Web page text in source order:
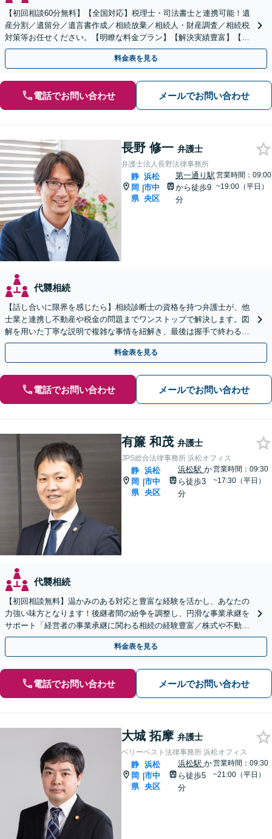
【初回相談60分無料】【全国対応】税理士・司法書士と連携可能！遺
産分割／遺留分／遺言書作成／相続放棄／相続人・財産調査／相続税
対策等お任せください。【明瞭な料金プラン】【解決実績豊富】【電
話相談可】
料金表を見る
電話でお問い合わせ メールでお問い合わせ
長野 修一 弁護士
弁護士法人長野法律事務所
静
岡
県
|
浜松
市中
央区
第一通り駅
から徒歩9
分
営業時間：09:00
~19:00（平日）
代襲相続
【話し合いに限界を感じたら】相続診断士の資格を持つ弁護士が、他
士業と連携し不動産や税金の問題までワンストップで解決します。図
解を用いた丁寧な説明で複雑な事情を紐解き、最後は握手で終わる円
満な解決へ導きます。初回相談は無料です。
料金表を見る
電話でお問い合わせ メールでお問い合わせ
有簾 和茂 弁護士
JPS総合法律事務所 浜松オフィス
静
岡
県
|
浜松
市中
央区
浜松駅 か
ら徒歩3
分
営業時間：09:30
~17:30（平日）
代襲相続
【初回相談無料】温かみのある対応と豊富な経験を活かし、あなたの
力強い味方となります！後継者間の紛争を調整し、円滑な事業承継を
サポート「経営者の事業承継に関わる相続の経験豊富／株式や不動産
の名義変更など、事業承継特有の資産管理の問題に精通」
料金表を見る
電話でお問い合わせ メールでお問い合わせ
大城 拓摩 弁護士
ベリーベスト法律事務所 浜松オフィス
静
岡
県
|
浜松
市中
央区
浜松駅 か
ら徒歩5
分
営業時間：09:30
~21:00（平日）